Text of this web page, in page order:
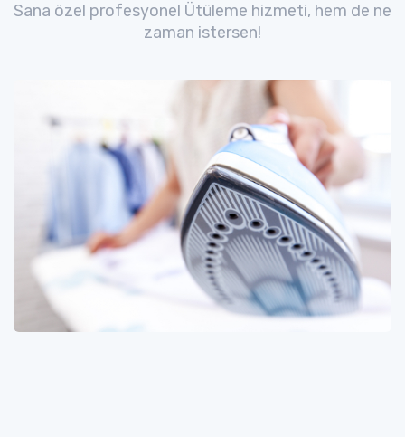
Sana özel profesyonel Ütüleme hizmeti, hem de ne
zaman istersen!